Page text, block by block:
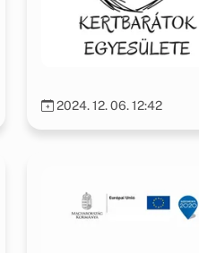
2024. 12. 06. 12:42